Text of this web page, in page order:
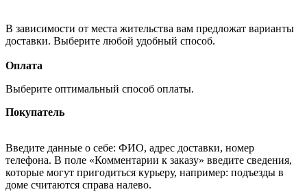
В зависимости от места жительства вам предложат варианты
доставки. Выберите любой удобный способ.
Оплата
Выберите оптимальный способ оплаты.
Покупатель
Введите данные о себе: ФИО, адрес доставки, номер
телефона. В поле «Комментарии к заказу» введите сведения,
которые могут пригодиться курьеру, например: подъезды в
доме считаются справа налево.